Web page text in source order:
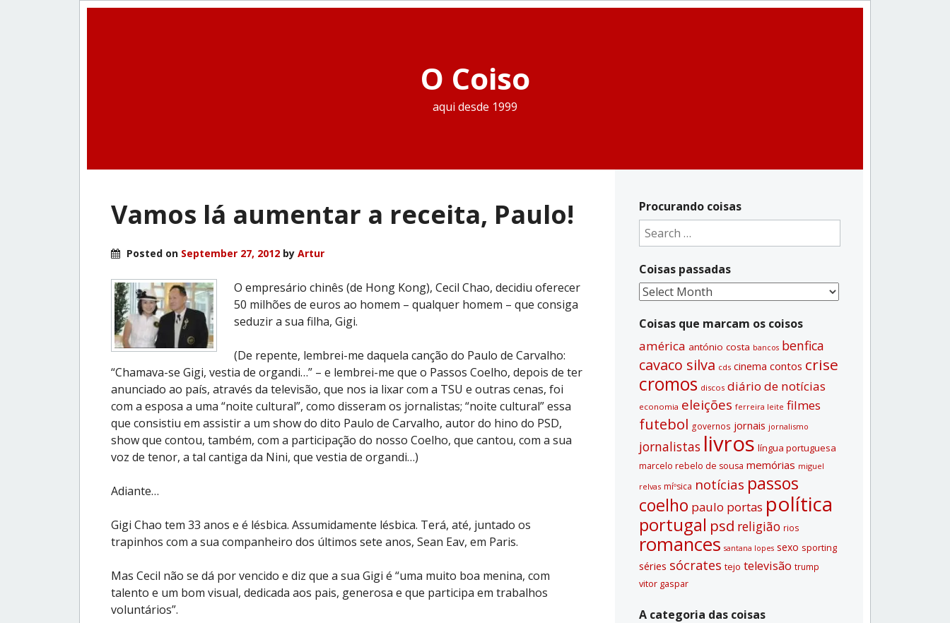
O Coiso
aqui desde 1999
Vamos lá aumentar a receita, Paulo!
Posted on September 27, 2012 by Artur
O empresário chinês (de Hong Kong), Cecil Chao, decidiu oferecer
50 milhões de euros ao homem – qualquer homem – que consiga
seduzir a sua filha, Gigi.
(De repente, lembrei-me daquela canção do Paulo de Carvalho:
“Chamava-se Gigi, vestia de organdi…” – e lembrei-me que o Passos Coelho, depois de ter
anunciado ao país, através da televisão, que nos ia lixar com a TSU e outras cenas, foi
com a esposa a uma “noite cultural”, como disseram os jornalistas; “noite cultural” essa
que consistiu em assistir a um show do dito Paulo de Carvalho, autor do hino do PSD,
show que contou, também, com a participação do nosso Coelho, que cantou, com a sua
voz de tenor, a tal cantiga da Nini, que vestia de organdi…)
Adiante…
Gigi Chao tem 33 anos e é lésbica. Assumidamente lésbica. Terá, até, juntado os
trapinhos com a sua companheiro dos últimos sete anos, Sean Eav, em Paris.
Mas Cecil não se dá por vencido e diz que a sua Gigi é “uma muito boa menina, com
talento e um bom visual, dedicada aos pais, generosa e que participa em trabalhos
voluntários”.
Procurando coisas
Search
for:
Coisas passadas
Coisas
Coisas que marcam os coisos
américa antónio costa bancos benfica
cavaco silva cds cinema contos crise
cromos discos diário de notí­cias
economia eleições ferreira leite filmes
futebol governos jornais jornalismo
jornalistas livros lí­ngua portuguesa
marcelo rebelo de sousa memórias miguel
relvas míºsica notí­cias passos
coelho paulo portas polí­tica
portugal psd religião rios
romances santana lopes sexo sporting
séries sócrates tejo televisão trump
vitor gaspar
A categoria das coisas